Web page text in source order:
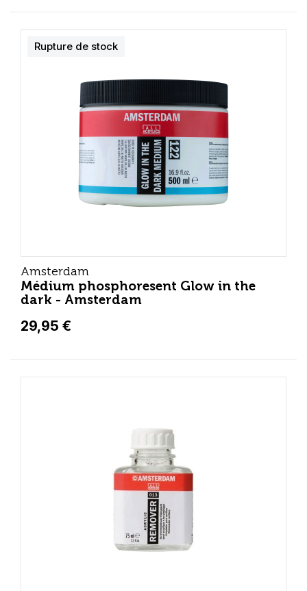
Amsterdam
Médium phosphoresent Glow in the
dark - Amsterdam
29,95 €
Rupture de stock